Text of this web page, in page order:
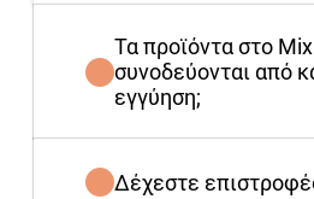
Τα προϊόντα στο
συνοδεύονται από
εγγύηση;
Δέχεστε